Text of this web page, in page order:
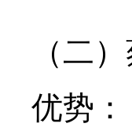
（二
优势：